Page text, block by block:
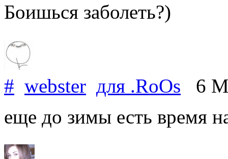
Боишься заболеть?)
# webster для .RoOs 6
еще до зимы есть время